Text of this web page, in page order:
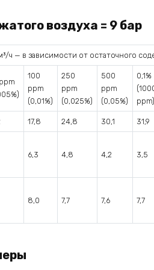
воздуха = 9 бар
ч — в зависимости от остаточного
100
ppm
(0,01%)
250
ppm
(0,025%)
500
ppm
(0,05%)
0,1%
17,8 24,8 30,1 31,9
6,3 4,8 4,2 3,5
8,0 7,7 7,6 7,7